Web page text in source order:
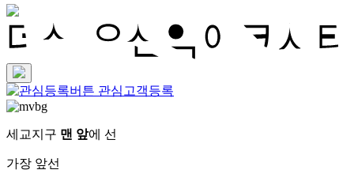
관심고객등록
세교지구 맨 앞에 선
가장 앞선